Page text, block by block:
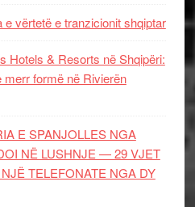
e vërtetë e tranzicionit shqiptar
Hotels & Resorts në Shqipëri:
merr formë në Rivierën
E SPANJOLLES NGA
NË LUSHNJE — 29 VJET
TELEFONATE NGA DY